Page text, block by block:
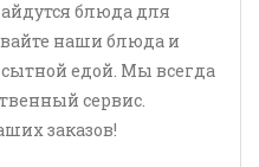
блюда для
наши блюда и
едой. Мы всегда
сервис.
заказов!